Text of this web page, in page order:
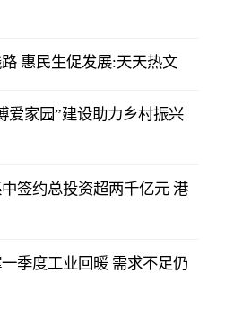
金寨交通：新开公交线路 惠民生促发展:天天热文
爱家园”建设助力乡村振兴
签约总投资超两千亿元 港
季度工业回暖 需求不足仍